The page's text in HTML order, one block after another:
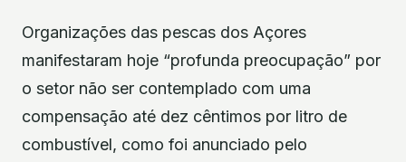
Organizações das pescas dos Açores
manifestaram hoje “profunda preocupação” por
o setor não ser contemplado com uma
compensação até dez cêntimos por litro de
combustível, como foi anunciado pelo